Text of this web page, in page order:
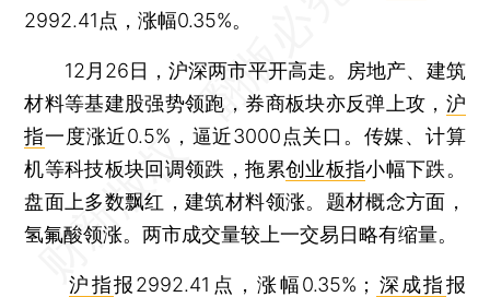
2992.41点，涨幅0.35%。
12月26日，沪深两市平开高走。房地产、建筑
材料等基建股强势领跑，券商板块亦反弹上攻， 沪
指一度涨近0.5%，逼近3000点关口。传媒、计算
机等科技板块回调领跌，拖累创业板指小幅下跌。
盘面上多数飘红，建筑材料领涨。题材概念方面，
氢氟酸领涨。两市成交量较上一交易日略有缩量。
沪指报2992.41点，涨幅0.35%； 深成指报